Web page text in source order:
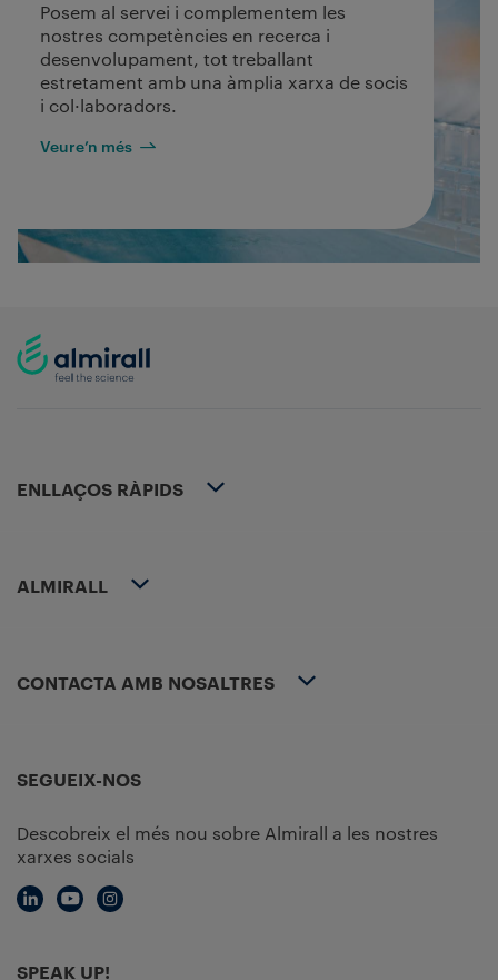
Posem al servei i complementem les
nostres competències en recerca i
desenvolupament, tot treballant
estretament amb una àmplia xarxa de socis
i col·laboradors.
Veure’n més
ENLLAÇOS RÀPIDS
ALMIRALL
CONTACTA AMB NOSALTRES
SEGUEIX-NOS
Descobreix el més nou sobre Almirall a les nostres
xarxes socials
SPEAK UP!